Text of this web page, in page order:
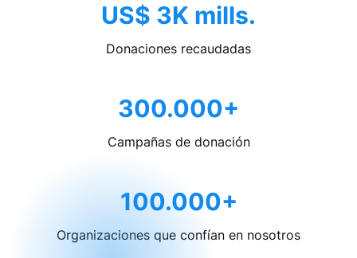
US$ 3K mills.
Donaciones recaudadas
300.000+
Campañas de donación
100.000+
Organizaciones que confían en nosotros